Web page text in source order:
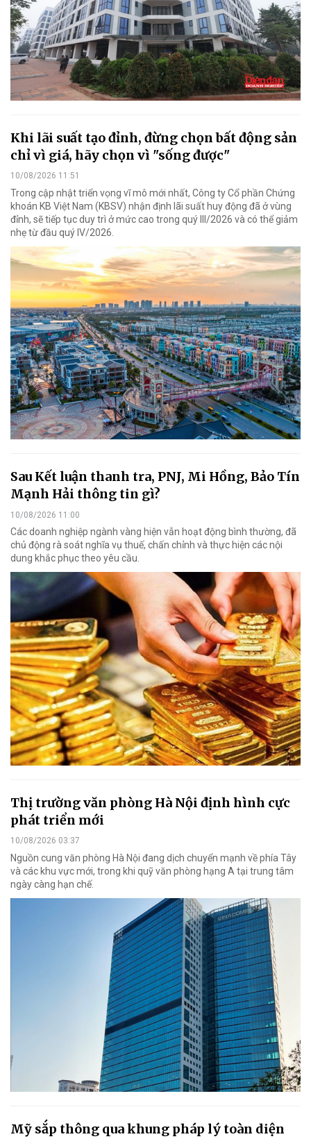
Khi lãi suất tạo đỉnh, đừng chọn bất động sản
chỉ vì giá, hãy chọn vì "sống được"
10/08/2026 11:51
Trong cập nhật triển vọng vĩ mô mới nhất, Công ty Cổ phần Chứng
khoán KB Việt Nam (KBSV) nhận định lãi suất huy động đã ở vùng
đỉnh, sẽ tiếp tục duy trì ở mức cao trong quý III/2026 và có thể giảm
nhẹ từ đầu quý IV/2026.
Sau Kết luận thanh tra, PNJ, Mi Hồng, Bảo Tín
Mạnh Hải thông tin gì?
10/08/2026 11:00
Các doanh nghiệp ngành vàng hiện vẫn hoạt động bình thường, đã
chủ động rà soát nghĩa vụ thuế, chấn chỉnh và thực hiện các nội
dung khắc phục theo yêu cầu.
Thị trường văn phòng Hà Nội định hình cực
phát triển mới
10/08/2026 03:37
Nguồn cung văn phòng Hà Nội đang dịch chuyển mạnh về phía Tây
và các khu vực mới, trong khi quỹ văn phòng hạng A tại trung tâm
ngày càng hạn chế.
Mỹ sắp thông qua khung pháp lý toàn diện